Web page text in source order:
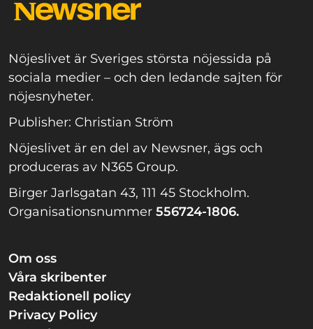
Nöjeslivet är Sveriges största nöjessida på
sociala medier – och den ledande sajten för
nöjesnyheter.
Publisher: Christian Ström
Nöjeslivet är en del av Newsner, ägs och
produceras av N365 Group.
Birger Jarlsgatan 43, 111 45 Stockholm.
Organisationsnummer 556724-1806.
Om oss
Våra skribenter
Redaktionell policy
Privacy Policy